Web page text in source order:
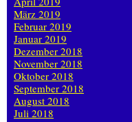
März 2019
Februar 2019
Januar 2019
Dezember 2018
November 2018
Oktober 2018
September 2018
August 2018
Juli 2018